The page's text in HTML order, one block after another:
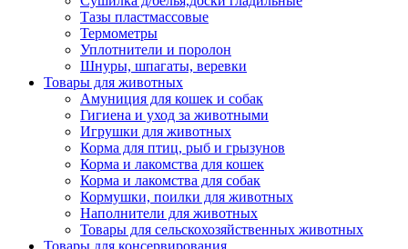
Тазы пластмассовые
Термометры
Уплотнители и поролон
Шнуры, шпагаты, веревки
Товары для животных
Амуниция для кошек и собак
Гигиена и уход за животными
Игрушки для животных
Корма для птиц, рыб и грызунов
Корма и лакомства для кошек
Корма и лакомства для собак
Кормушки, поилки для животных
Наполнители для животных
Товары для сельскохозяйственных животных